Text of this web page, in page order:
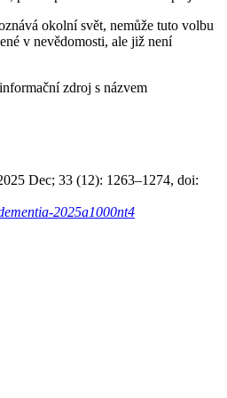
okolní svět, nemůže tuto volbu
v nevědomosti, ale již není
informační zdroj s názvem
Dec; 33 (12): 1263–1274, doi:
2025a1000nt4